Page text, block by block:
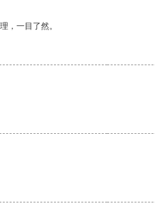
，一目了然。